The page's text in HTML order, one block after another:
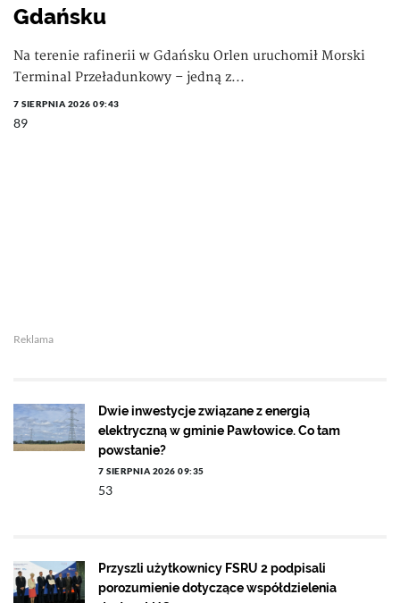
Gdańsku
Na terenie rafinerii w Gdańsku Orlen uruchomił Morski
Terminal Przeładunkowy – jedną z...
7 SIERPNIA 2026 09:43
89
Reklama
Dwie inwestycje związane z energią
elektryczną w gminie Pawłowice. Co tam
powstanie?
7 SIERPNIA 2026 09:35
53
Przyszli użytkownicy FSRU 2 podpisali
porozumienie dotyczące współdzielenia